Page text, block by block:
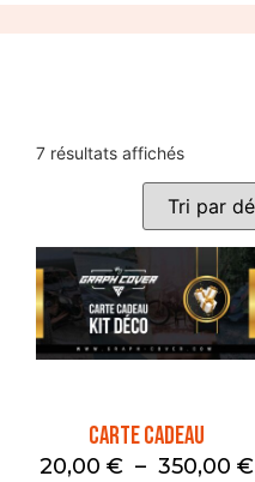
7 résultats affichés
Carte Cadeau
20,00 € – 350,00 €